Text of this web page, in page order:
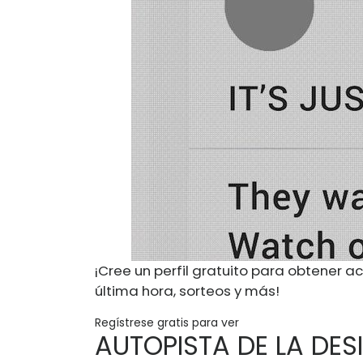
¡Cree un perfil gratuito para obtener
última hora, sorteos y más!
Regístrese gratis para ver
AUTOPISTA DE LA